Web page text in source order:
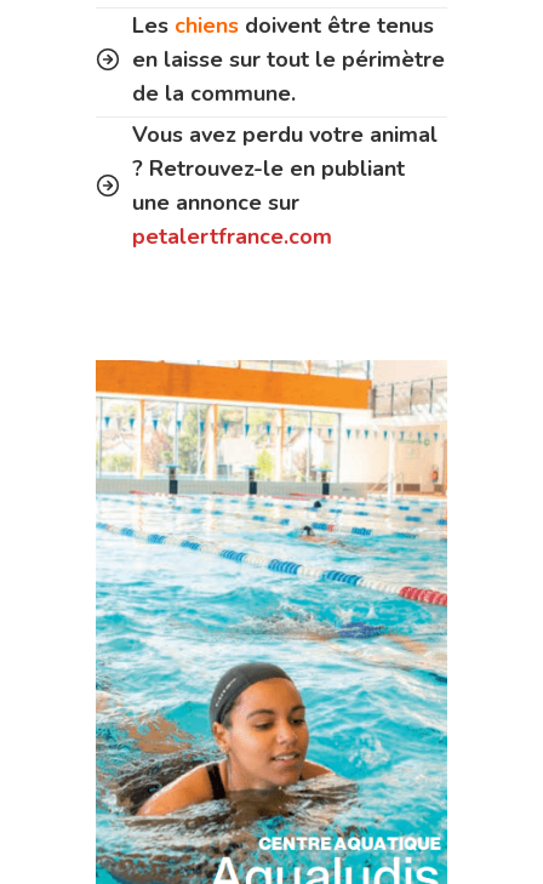
Les chiens doivent être tenus
en laisse sur tout le périmètre
de la commune.
Vous avez perdu votre animal
? Retrouvez-le en publiant
une annonce sur
petalertfrance.com